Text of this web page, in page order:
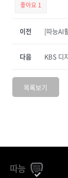
좋아요 1
이전 [따능AI
KBS 디
다음
목록보기
따능